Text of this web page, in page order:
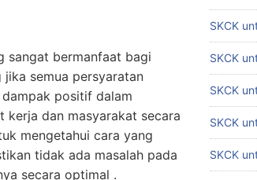
sangat bermanfaat bagi
semua persyaratan
positif dalam
kerja dan masyarakat secara
mengetahui cara yang
tidak ada masalah pada
secara optimal .
SKCK
SKCK
SKCK
SKCK
SKCK